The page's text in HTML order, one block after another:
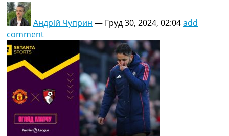
Андрій Чуприн — Груд 30, 2024, 02:04add
comment